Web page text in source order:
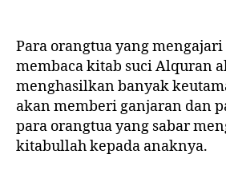
Para orangtua yang
membaca kitab suci Alquran
menghasilkan banyak
akan memberi ganjaran dan
para orangtua yang sabar
kitabullah kepada anaknya.